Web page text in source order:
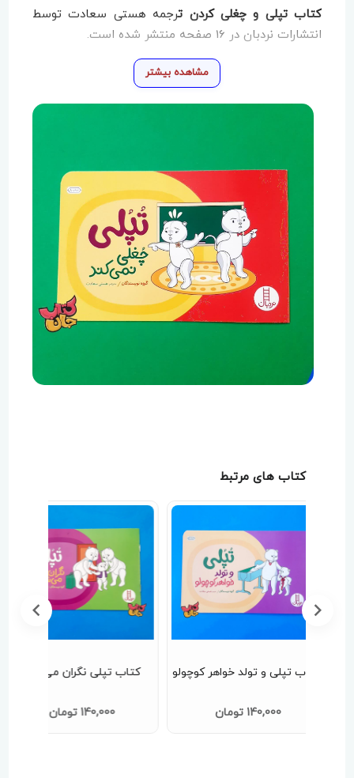
کتاب تپلی و چغلی کردن ترجمه هستی سعادت توسط
انتشارات نردبان در 16 صفحه منتشر شده است.
مشاهده بیشتر
کتاب های مرتبط
کتاب تپلی نگران می شود
140,000 تومان
کتاب تپلی به مهد کودک
140,000 تومان